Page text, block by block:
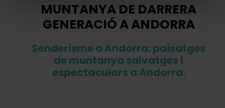
MUNTANYA DE DARRERA
GENERACIÓ A ANDORRA
Senderisme a Andorra: paisatges
de muntanya salvatges i
espectaculars a Andorra.